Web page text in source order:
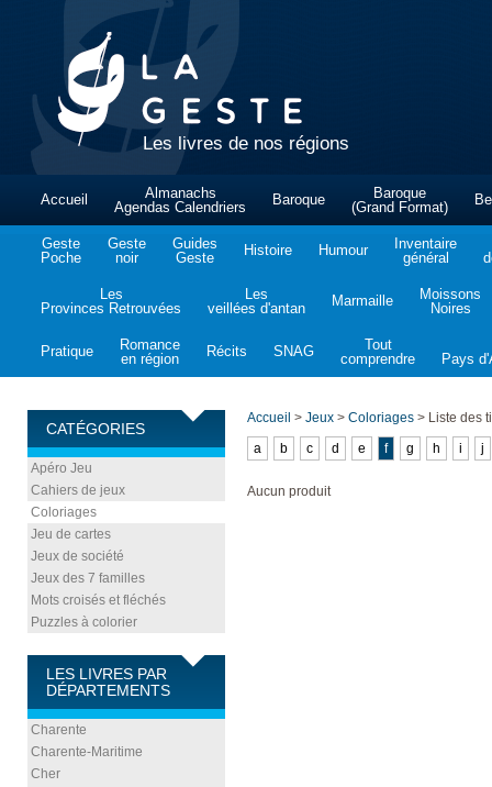
Les livres de nos régions
Accueil
Almanachs
Agendas Calendriers
Baroque
Baroque
(Grand Format)
Geste
Poche
Geste
noir
Guides
Geste
Histoire Humour
Inventaire
général
Les
Provinces Retrouvées
Les
veillées d'antan
Marmaille
Moissons
Noires
Pratique
Romance
en région
Récits SNAG
Tout
comprendre
Pays
CATÉGORIES
Apéro Jeu
Cahiers de jeux
Coloriages
Jeu de cartes
Jeux de société
Jeux des 7 familles
Mots croisés et fléchés
Puzzles à colorier
LES LIVRES PAR
DÉPARTEMENTS
Charente
Charente-Maritime
Cher
Accueil > Jeux > Coloriages > Liste des
a
b c d e f g h i j
Aucun produit